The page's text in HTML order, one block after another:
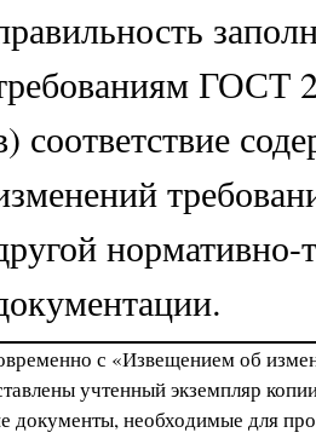
ГОСТ
соответствие
нормативно-
с «Извещением об
учтенный экземпляр
документы, необходимые для